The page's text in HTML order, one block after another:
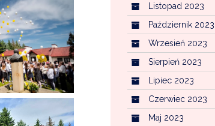
Listopad 2023
Październik 2023
Wrzesień 2023
Sierpień 2023
Lipiec 2023
Czerwiec 2023
Maj 2023